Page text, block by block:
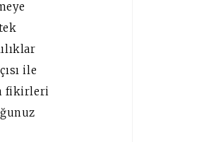
ile
fikirleri